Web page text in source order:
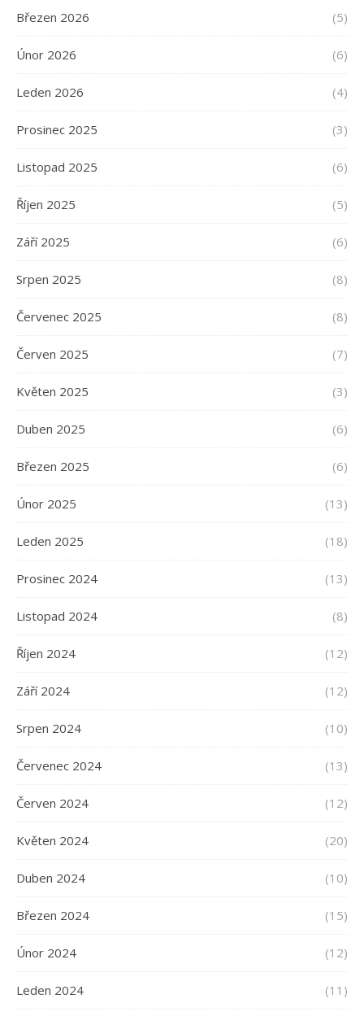
Březen 2026 (5)
Únor 2026 (6)
Leden 2026 (4)
Prosinec 2025 (3)
Listopad 2025 (6)
Říjen 2025 (5)
Září 2025 (6)
Srpen 2025 (8)
Červenec 2025 (8)
Červen 2025 (7)
Květen 2025 (3)
Duben 2025 (6)
Březen 2025 (6)
Únor 2025 (13)
Leden 2025 (18)
Prosinec 2024 (13)
Listopad 2024 (8)
Říjen 2024 (12)
Září 2024 (12)
Srpen 2024 (10)
Červenec 2024 (13)
Červen 2024 (12)
Květen 2024 (20)
Duben 2024 (10)
Březen 2024 (15)
Únor 2024 (12)
Leden 2024 (11)